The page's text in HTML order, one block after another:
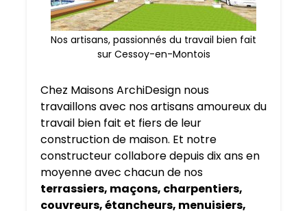
Nos artisans, passionnés du travail bien fait
sur Cessoy-en-Montois
Chez Maisons ArchiDesign nous
travaillons avec nos artisans amoureux du
travail bien fait et fiers de leur
construction de maison. Et notre
constructeur collabore depuis dix ans en
moyenne avec chacun de nos
terrassiers, maçons, charpentiers,
couvreurs, étancheurs, menuisiers,